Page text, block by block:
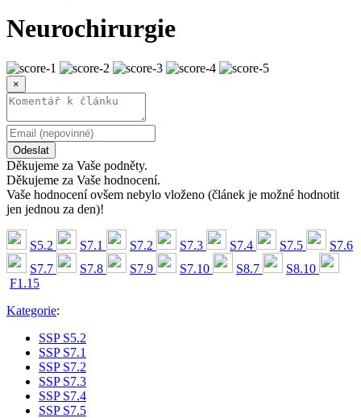
Neurochirurgie
×
Odeslat
Děkujeme za Vaše podněty.
Děkujeme za Vaše hodnocení.
Vaše hodnocení ovšem nebylo vloženo (článek je možné hodnotit
jen jednou za den)!
S5.2 S7.1 S7.2 S7.3 S7.4 S7.5
S7.6
S7.7
S7.8 S7.9 S7.10 S8.7
S8.10
F1.15
Kategorie:
SSP S5.2
SSP S7.1
SSP S7.2
SSP S7.3
SSP S7.4
SSP S7.5